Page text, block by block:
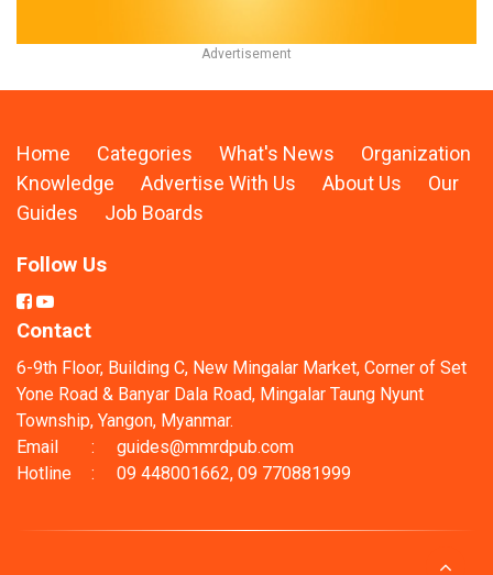
Home Categories What's News
Organization
Knowledge
Advertise With Us About Us
Our
Guides
Job Boards
Follow Us
Contact
6-9th Floor, Building C, New Mingalar Market, Corner of Set
Yone Road & Banyar Dala Road, Mingalar Taung Nyunt
Township, Yangon, Myanmar.
Email
:
guides@mmrdpub.com
Hotline
: 09 448001662, 09 770881999